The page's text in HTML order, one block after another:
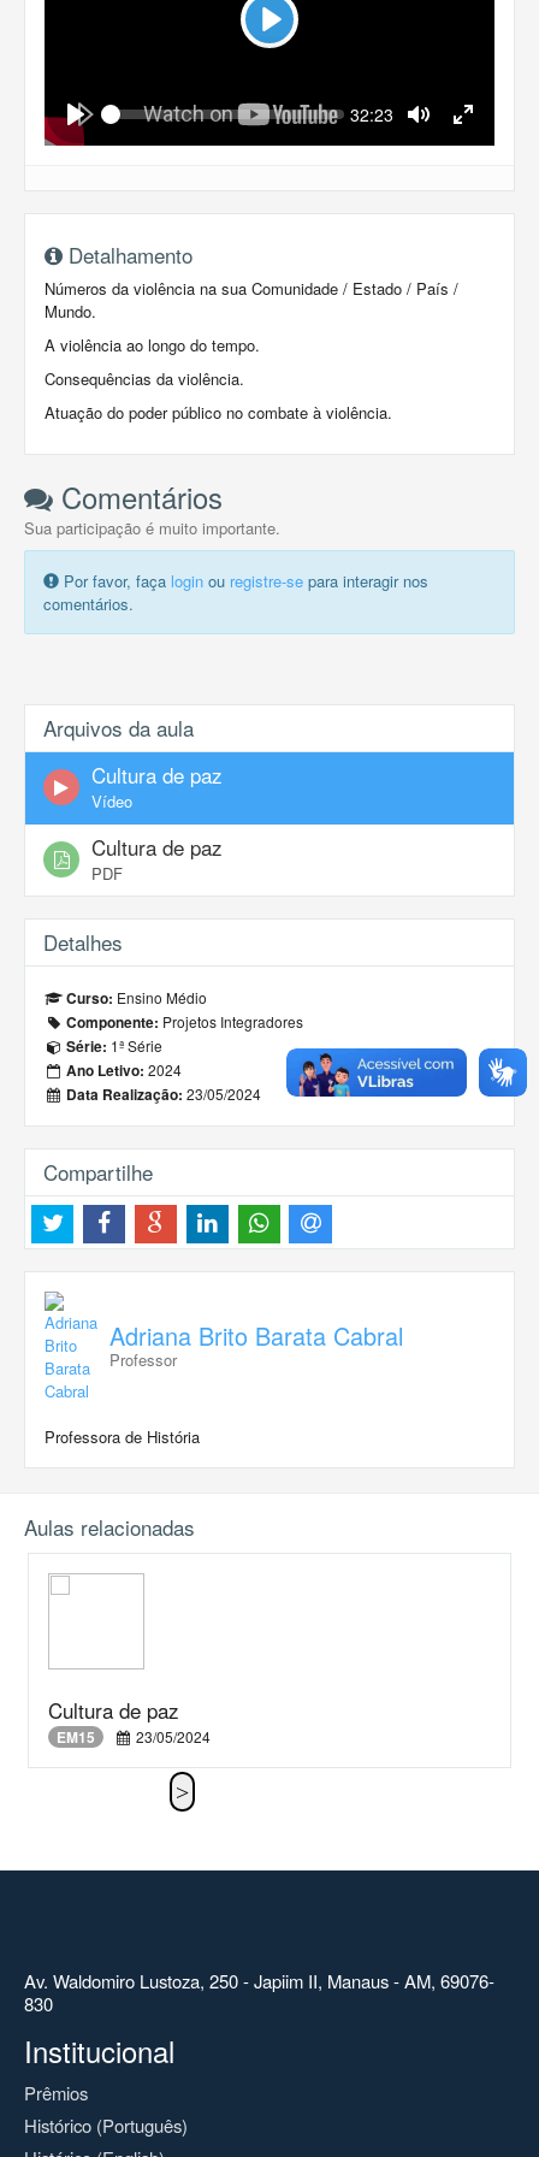
Play
Play
Seek Current
32:23
Mute Fullscreen
Detalhamento
Números da violência na sua Comunidade / Estado / País /
Mundo.
A violência ao longo do tempo.
Consequências da violência.
Atuação do poder público no combate à violência.
Comentários
Sua participação é muito importante.
Por favor, faça login ou registre-se para interagir nos
comentários.
Arquivos da aula
Cultura de paz
Vídeo
Cultura de paz
PDF
Detalhes
Curso: Ensino Médio
Componente: Projetos Integradores
Série: 1ª Série
Ano Letivo: 2024
Data Realização: 23/05/2024
Compartilhe
Adriana Brito Barata Cabral
Professor
Professora de História
Aulas relacionadas
Cultura de paz
EM15 23/05/2024
Av. Waldomiro Lustoza, 250 - Japiim II, Manaus - AM, 69076-
830
Institucional
Prêmios
Histórico (Português)